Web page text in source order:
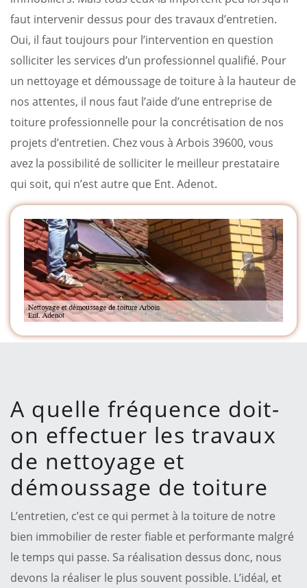
faut intervenir dessus pour des travaux d’entretien.
Oui, il faut toujours pour l’intervention en question
solliciter les services d’un professionnel qualifié. Pour
un nettoyage et démoussage de toiture à la hauteur de
nos attentes, il nous faut l’aide d’une entreprise de
toiture professionnelle pour la concrétisation de nos
projets d’entretien. Chez vous à Arbois 39600, vous
avez la possibilité de solliciter le meilleur prestataire
qui soit, qui n’est autre que Ent. Adenot.
A quelle fréquence doit-
on effectuer les travaux
de nettoyage et
démoussage de toiture
L’entretien, c’est ce qui permet à la toiture de notre
bien immobilier de rester fiable et performante malgré
le temps qui passe. Sa réalisation dessus donc, nous
devons la réaliser le plus souvent possible. L’idéal, et